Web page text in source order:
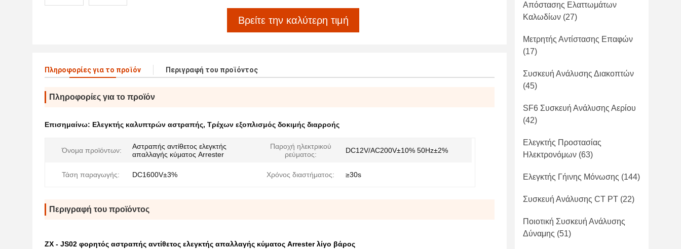
Βρείτε την καλύτερη τιμή
Πληροφορίες για το προϊόν Περιγραφή του προϊόντος
Πληροφορίες για το προϊόν
Επισημαίνω: Ελεγκτής καλυπτρών αστραπής, Τρέχων εξοπλισμός δοκιμής διαρροής
Όνομα προϊόντων:
Αστραπής αντίθετος ελεγκτής
απαλλαγής κύματος Arrester
Παροχή ηλεκτρικού
ρεύματος:
DC12V/AC200V±10% 50Hz±2%
Τάση παραγωγής: DC1600V±3% Χρόνος διαστήματος: ≥30s
Περιγραφή του προϊόντος
ZX - JS02 φορητός αστραπής αντίθετος ελεγκτής απαλλαγής κύματος Arrester λίγο βάρος
Απόστασης Ελαττωμάτων
Καλωδίων (27)
Μετρητής Αντίστασης Επαφών
(17)
Συσκευή Ανάλυσης Διακοπτών
(45)
SF6 Συσκευή Ανάλυσης Αερίου
(42)
Ελεγκτής Προστασίας
Ηλεκτρονόμων (63)
Ελεγκτής Γήινης Μόνωσης (144)
Συσκευή Ανάλυσης CT PT (22)
Ποιοτική Συσκευή Ανάλυσης
Δύναμης (51)